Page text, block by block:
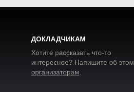
ДОКЛАДЧИКАМ
Хотите рассказать что-то
интересное? Напишите об этом
организаторам